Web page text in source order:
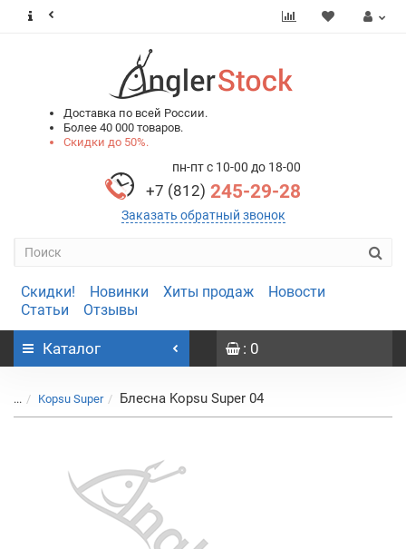
Доставка по всей России.
Более 40 000 товаров.
Скидки до 50%.
пн-пт с 10-00 до 18-00
+7 (812) 245-29-28
Заказать обратный звонок
Скидки! Новинки Хиты продаж
Новости
Статьи
Отзывы
Каталог : 0
... Kopsu Super Блесна Kopsu Super 04